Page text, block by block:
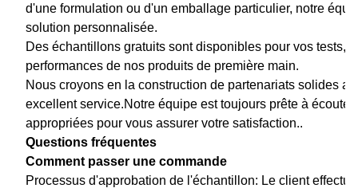
d'une formulation ou d'un emballage particulier, notre
solution personnalisée.
Des échantillons gratuits sont disponibles pour vos tests,
performances de nos produits de première main.
Nous croyons en la construction de partenariats solides
excellent service.Notre équipe est toujours prête à
appropriées pour vous assurer votre satisfaction..
Questions fréquentes
Comment passer une commande
Processus d'approbation de l'échantillon: Le client